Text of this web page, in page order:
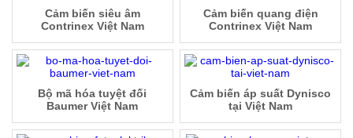
Cảm biến quang điện
Contrinex Việt Nam
Cảm biến siêu âm
Contrinex Việt Nam
Cảm biến áp suất Dynisco
tại Việt Nam
Bộ mã hóa tuyệt đối
Baumer Việt Nam